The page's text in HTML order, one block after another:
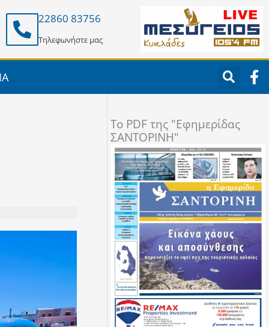
22860 83756
Τηλεφωνήστε μας
F
a
c
o
k
-
f
To PDF της "Εφημερίδας
ΣΑΝΤΟΡΙΝΗ"